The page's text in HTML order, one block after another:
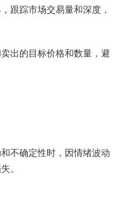
跟踪市场交易量和深度，
出的目标价格和数量，避
不确定性时，因情绪波动
。